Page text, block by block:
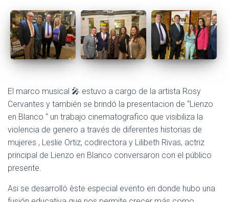
El marco musical 🎤 estuvo a cargo de la artista Rosy
Cervantes y también se brindó la presentacion de “Lienzo
en Blanco “ un trabajo cinematografico que visibiliza la
violencia de genero a través de diferentes historias de
mujeres , Leslie Ortiz, codirectora y Lilibeth Rivas, actriz
principal de Lienzo en Blanco conversaron con el público
presente.
Asi se desarrolló èste especial evento en donde hubo una